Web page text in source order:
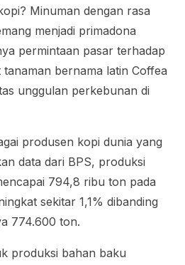
Minuman dengan rasa
menjadi primadona
permintaan pasar terhadap
bernama latin Coffea
unggulan perkebunan di
produsen kopi dunia yang
data dari BPS, produksi
794,8 ribu ton pada
sekitar 1,1% dibanding
774.600 ton.
produksi bahan baku